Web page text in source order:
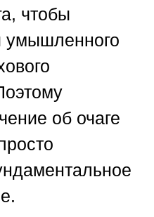
чтобы
умышленного
об очаге